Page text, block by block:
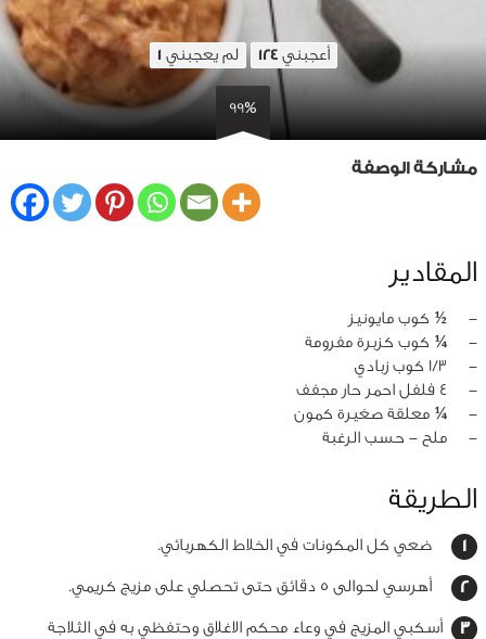
أعجبني124 لم يعجبني 1
99%
مشاركة الوصفة
المقادير
‏-
½ كوب مايونيز
‏-
¼ كوب كزبرة مفرومة
‏-
1/3 كوب زبادي
‏-
4 فلفل احمر حار مجفف
‏-
¼ معلقة صغيرة كمون
‏-
ملح - حسب الرغبة
الطريقة
ضعي كل المكونات في الخلاط الكهربائي.
أهرسي لحوالى 5 دقائق حتى تحصلي على مزيج كريمي.
أسكبي المزيج في وعاء محكم الاغلاق وحتفظي به في الثلاجة